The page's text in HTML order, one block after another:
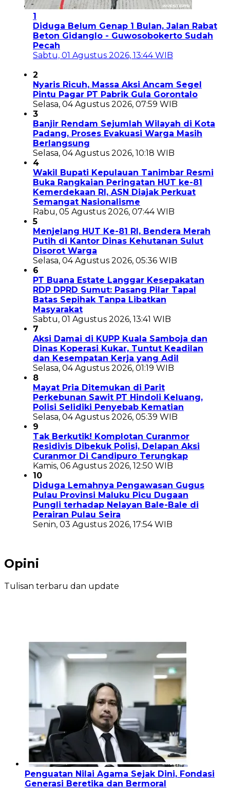
1
Diduga Belum Genap 1 Bulan, Jalan Rabat
Beton Gidanglo - Guwosobokerto Sudah
Pecah
Sabtu, 01 Agustus 2026, 13:44 WIB
2
Nyaris Ricuh, Massa Aksi Ancam Segel
Pintu Pagar PT Pabrik Gula Gorontalo
Selasa, 04 Agustus 2026, 07:59 WIB
3
Banjir Rendam Sejumlah Wilayah di Kota
Padang, Proses Evakuasi Warga Masih
Berlangsung
Selasa, 04 Agustus 2026, 10:18 WIB
4
Wakil Bupati Kepulauan Tanimbar Resmi
Buka Rangkaian Peringatan HUT ke-81
Kemerdekaan RI, ASN Diajak Perkuat
Semangat Nasionalisme
Rabu, 05 Agustus 2026, 07:44 WIB
5
Menjelang HUT Ke-81 RI, Bendera Merah
Putih di Kantor Dinas Kehutanan Sulut
Disorot Warga
Selasa, 04 Agustus 2026, 05:36 WIB
6
PT Buana Estate Langgar Kesepakatan
RDP DPRD Sumut: Pasang Pilar Tapal
Batas Sepihak Tanpa Libatkan
Masyarakat
Sabtu, 01 Agustus 2026, 13:41 WIB
7
Aksi Damai di KUPP Kuala Samboja dan
Dinas Koperasi Kukar, Tuntut Keadilan
dan Kesempatan Kerja yang Adil
Selasa, 04 Agustus 2026, 01:19 WIB
8
Mayat Pria Ditemukan di Parit
Perkebunan Sawit PT Hindoli Keluang,
Polisi Selidiki Penyebab Kematian
Selasa, 04 Agustus 2026, 05:39 WIB
9
Tak Berkutik! Komplotan Curanmor
Residivis Dibekuk Polisi, Delapan Aksi
Curanmor Di Candipuro Terungkap
Kamis, 06 Agustus 2026, 12:50 WIB
10
Diduga Lemahnya Pengawasan Gugus
Pulau Provinsi Maluku Picu Dugaan
Pungli terhadap Nelayan Bale-Bale di
Perairan Pulau Seira
Senin, 03 Agustus 2026, 17:54 WIB
Opini
Tulisan terbaru dan update
Penguatan Nilai Agama Sejak Dini, Fondasi
Generasi Beretika dan Bermoral